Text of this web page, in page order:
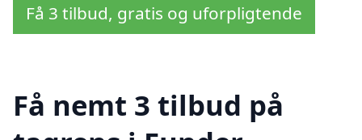
Få 3 tilbud, gratis og uforpligtende
Få nemt 3 tilbud på